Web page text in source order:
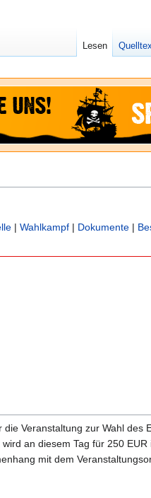
| Wahlkampf | Dokumente |
Veranstaltung zur Wahl
an diesem Tag für 250
mit dem
Lesen